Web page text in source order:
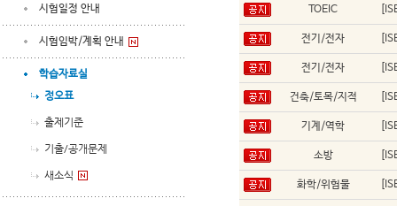
시험일정 안내
시험임박/계획 안내
학습자료실
정오표
출제기준
기출/공개문제
새소식
TOEIC
전기/전자
전기/전자
건축/토목/지적
기계/역학
소방
화학/위험물